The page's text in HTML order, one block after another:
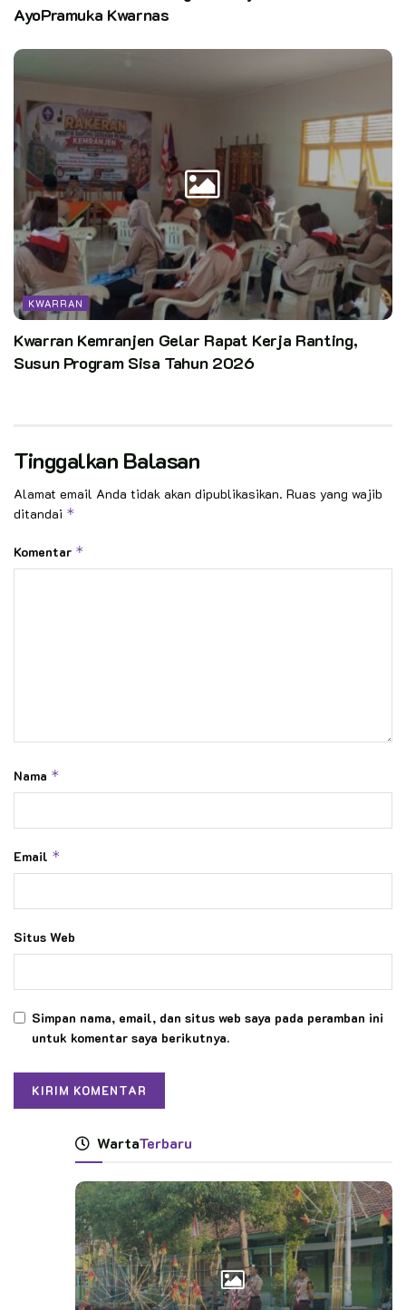
AyoPramuka Kwarnas
KWARRAN
Kwarran Kemranjen Gelar Rapat Kerja Ranting,
Susun Program Sisa Tahun 2026
Tinggalkan Balasan
Alamat email Anda tidak akan dipublikasikan. Ruas yang wajib
ditandai *
Komentar *
Nama *
Email *
Situs Web
Simpan nama, email, dan situs web saya pada peramban ini
untuk komentar saya berikutnya.
WartaTerbaru